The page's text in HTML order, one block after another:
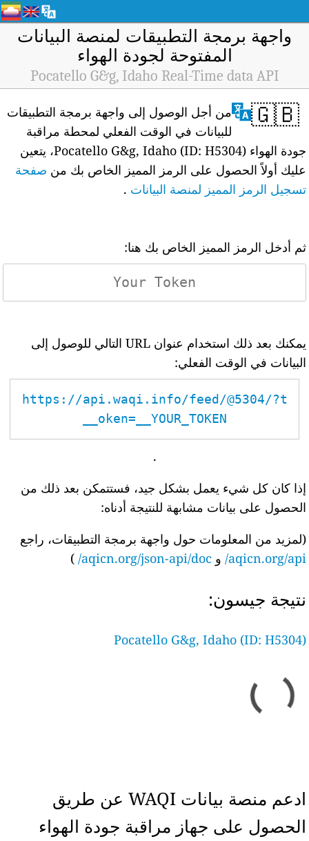
واجهة برمجة التطبيقات لمنصة البيانات
المفتوحة لجودة الهواء
Pocatello G&g, Idaho Real-Time data API
🇬🇧
من أجل الوصول إلى واجهة برمجة التطبيقات
للبيانات في الوقت الفعلي لمحطة مراقبة
جودة الهواء Pocatello G&g, Idaho (ID: H5304)، يتعين
عليك أولاً الحصول على الرمز المميز الخاص بك من صفحة
تسجيل الرمز المميز لمنصة البيانات .
ثم أدخل الرمز المميز الخاص بك هنا:
يمكنك بعد ذلك استخدام عنوان URL التالي للوصول إلى
البيانات في الوقت الفعلي:
https://api.waqi.info/feed/@5304/?t
oken=__YOUR_TOKEN__
.
إذا كان كل شيء يعمل بشكل جيد، فستتمكن بعد ذلك من
الحصول على بيانات مشابهة للنتيجة أدناه:
(لمزيد من المعلومات حول واجهة برمجة التطبيقات، راجع
aqicn.org/api/ و aqicn.org/json-api/doc/
)
نتيجة جيسون:
Pocatello G&g, Idaho (ID: H5304)
ادعم منصة بيانات WAQI عن طريق
الحصول على جهاز مراقبة جودة الهواء